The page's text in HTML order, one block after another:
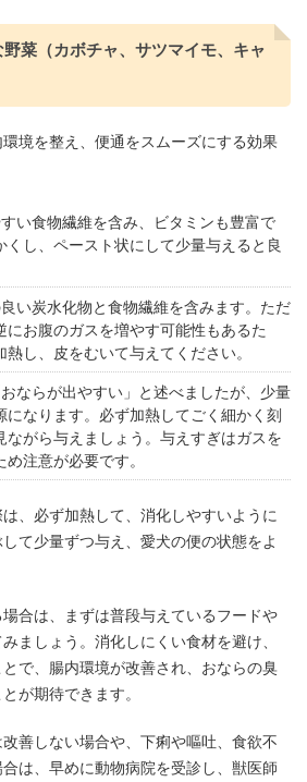
菜（カボチャ、サツマイモ、キャ
境を整え、便通をスムーズにする効果
い食物繊維を含み、ビタミンも豊富で
くし、ペースト状にして少量与えると良
い炭水化物と食物繊維を含みます。ただ
にお腹のガスを増やす可能性もあるた
し、皮をむいて与えてください。
おならが出やすい」と述べましたが、少量
になります。必ず加熱してごく細かく刻
ながら与えましょう。与えすぎはガスを
注意が必要です。
、必ず加熱して、消化しやすいように
て少量ずつ与え、愛犬の便の状態をよ
合は、まずは普段与えているフードや
ましょう。消化しにくい食材を避け、
で、腸内環境が改善され、おならの臭
が期待できます。
善しない場合や、下痢や嘔吐、食欲不
は、早めに動物病院を受診し、獣医師